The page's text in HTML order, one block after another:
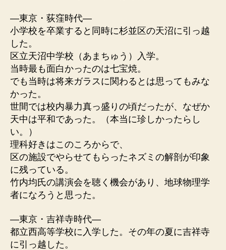
—東京・荻窪時代—
小学校を卒業すると同時に杉並区の天沼に引っ越
した。
区立天沼中学校（あまちゅう）入学。
当時最も面白かったのは七宝焼。
でも当時は将来ガラスに関わるとは思ってもみな
かった。
世間では校内暴力真っ盛りの頃だったが、なぜか
天中は平和であった。（本当に珍しかったらし
い。）
理科好きはこのころからで、
区の施設でやらせてもらったネズミの解剖が印象
に残っている。
竹内均氏の講演会を聴く機会があり、地球物理学
者になろうと思った。
—東京・吉祥寺時代—
都立西高等学校に入学した。その年の夏に吉祥寺
に引っ越した。